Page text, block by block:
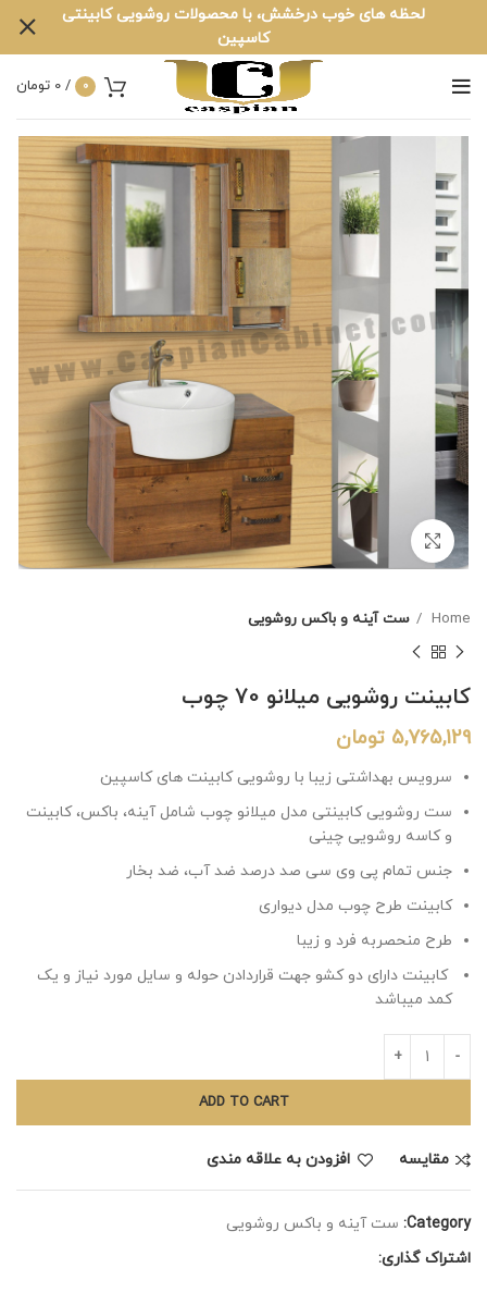
0
/
0 تومان
برای بزرگنمایی کلیک کنید
Home ست آینه و باکس روشویی
کابینت روشویی میلانو 70 چوب
5,765,129 تومان
سرویس بهداشتی زیبا با روشویی کابینت های کاسپین
ست روشویی کابینتی مدل میلانو چوب شامل آینه، باکس، کابینت
و کاسه روشویی چینی
جنس تمام پی وی سی صد درصد ضد آب، ضد بخار
کابینت طرح چوب مدل دیواری
طرح منحصربه فرد و زیبا
کابینت دارای دو کشو جهت قراردادن حوله و سایل مورد نیاز و یک
کمد میباشد
ADD TO CART
مقايسه افزودن به علاقه مندی
Category: ست آینه و باکس روشویی
اشتراک گذاری:
لحظه های خوب درخشش، با محصولات روشویی کابینتی
کاسپین